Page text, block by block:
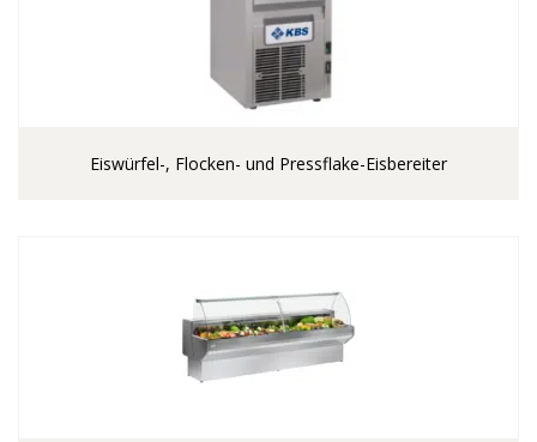
Eiswürfel-, Flocken- und Pressflake-Eisbereiter